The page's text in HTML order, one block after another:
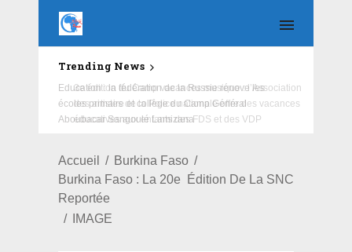
Trending News
Education : la fédération de la Russie rénove les
écoles primaire et collège du Camp Général
Aboubacar Sangoulé Lamizana
Accueil
Burkina Faso
Burkina Faso : La 20e Édition De La SNC
Reportée
IMAGE